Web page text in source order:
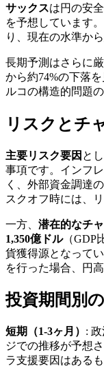
サックスは円の安
を予想しています
り、現在の水準か
長期予測はさらに
から約74%の下落
ルコの構造的問題
リスクとチ
主要リスク要因 と
事項です。インフ
く、外部資金調達
スクオフ時には、
一方、 潜在的なチ
1,350億ドル（GDP
貨獲得源となって
を行った場合、円
投資期間別
短期（1-3ヶ月） :
ジでの推移が予想
ラ支援要因はある